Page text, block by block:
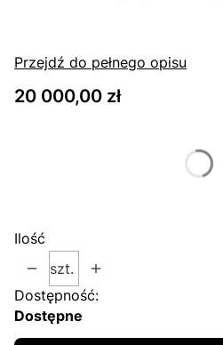
Przejdź do pełnego opisu
Cena
20 000,00 zł
Poszczególne warianty mogą
Ilość
szt.
Dostępność:
Dostępne